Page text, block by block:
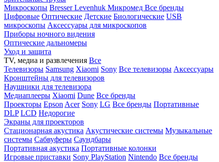
Микроскопы BresserLevenhuk Микромед Все бренды
Цифровые Оптические Детские Биологические USB
микроскопы Аксессуары для микроскопов
Приборы ночного видения
Оптические дальномеры
Уход и защита
TV, медиа и развлечения Все
Телевизоры Samsung Xiaomi Sony Все телевизоры Аксессуары
Кронштейны для телевизоров
Наушники для телевизора
Медиаплееры Xiaomi Dune Все бренды
Проекторы Epson Acer Sony LG Все бренды Портативные
DLP LCD Недорогие
Экраны для проекторов
Стационарная акустика Акустические системы Музыкальные
системы Сабвуферы Саундбары
Портативная акустика Портативные колонки
Игровые приставки Sony PlayStation Nintendo Все бренды